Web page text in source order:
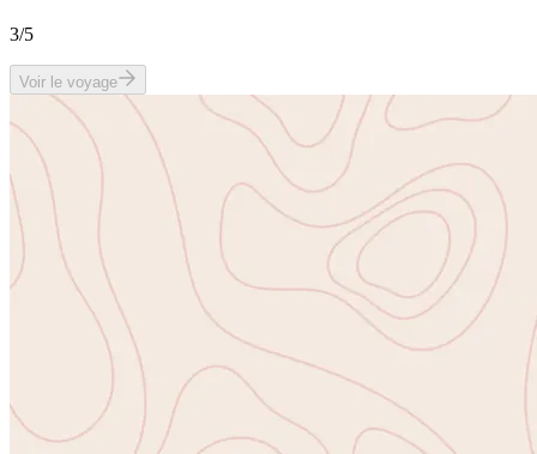
3/5
Voir le voyage